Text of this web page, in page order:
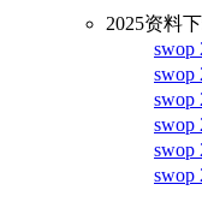
2025资料
swop
swop
swop
swop
swop
swop